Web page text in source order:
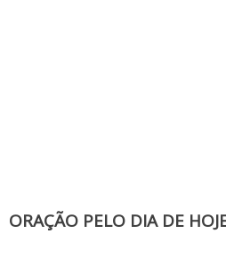
ORAÇÃO PELO DIA DE